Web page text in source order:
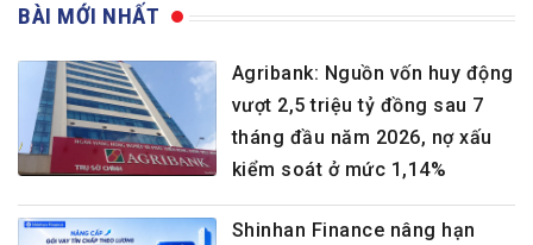
BÀI MỚI NHẤT
Agribank: Nguồn vốn huy động
vượt 2,5 triệu tỷ đồng sau 7
tháng đầu năm 2026, nợ xấu
kiểm soát ở mức 1,14%
Shinhan Finance nâng hạn